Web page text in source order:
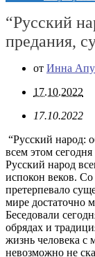
“Русский
предания,
от Инна
17.10.2022
17.10.2022
“Русский народ:
всем этом
Русский народ
испокон веков. Со
претерпевало
мире достаточно
Беседовали
обрядах и
жизнь человека с
невозможно не